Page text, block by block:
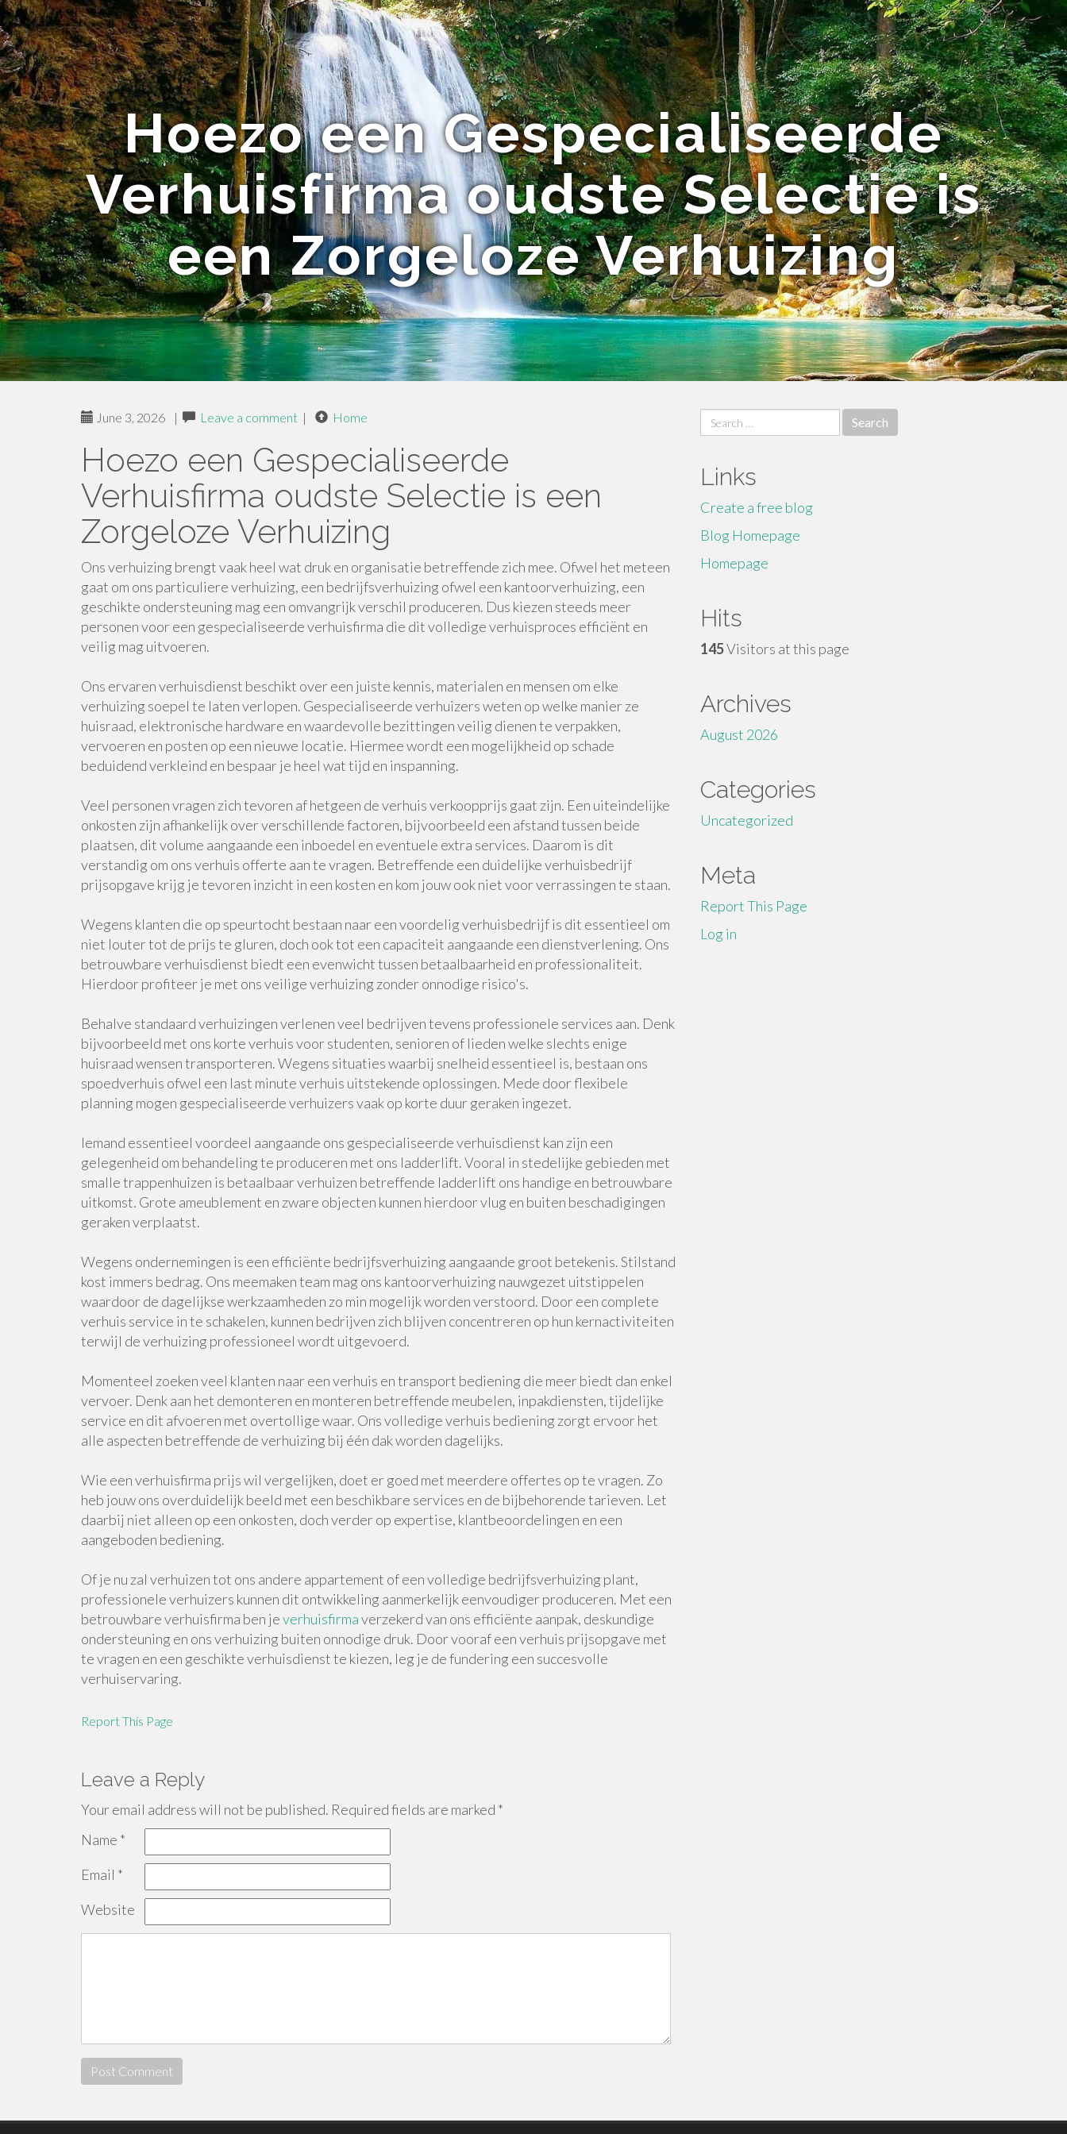
Hoezo een Gespecialiseerde
Verhuisfirma oudste Selectie is
een Zorgeloze Verhuizing
June 3, 2026 | Leave a comment | Home
Hoezo een Gespecialiseerde
Verhuisfirma oudste Selectie is een
Zorgeloze Verhuizing
Ons verhuizing brengt vaak heel wat druk en organisatie betreffende zich mee. Ofwel het meteen
gaat om ons particuliere verhuizing, een bedrijfsverhuizing ofwel een kantoorverhuizing, een
geschikte ondersteuning mag een omvangrijk verschil produceren. Dus kiezen steeds meer
personen voor een gespecialiseerde verhuisfirma die dit volledige verhuisproces efficiënt en
veilig mag uitvoeren.
Ons ervaren verhuisdienst beschikt over een juiste kennis, materialen en mensen om elke
verhuizing soepel te laten verlopen. Gespecialiseerde verhuizers weten op welke manier ze
huisraad, elektronische hardware en waardevolle bezittingen veilig dienen te verpakken,
vervoeren en posten op een nieuwe locatie. Hiermee wordt een mogelijkheid op schade
beduidend verkleind en bespaar je heel wat tijd en inspanning.
Veel personen vragen zich tevoren af hetgeen de verhuis verkoopprijs gaat zijn. Een uiteindelijke
onkosten zijn afhankelijk over verschillende factoren, bijvoorbeeld een afstand tussen beide
plaatsen, dit volume aangaande een inboedel en eventuele extra services. Daarom is dit
verstandig om ons verhuis offerte aan te vragen. Betreffende een duidelijke verhuisbedrijf
prijsopgave krijg je tevoren inzicht in een kosten en kom jouw ook niet voor verrassingen te staan.
Wegens klanten die op speurtocht bestaan naar een voordelig verhuisbedrijf is dit essentieel om
niet louter tot de prijs te gluren, doch ook tot een capaciteit aangaande een dienstverlening. Ons
betrouwbare verhuisdienst biedt een evenwicht tussen betaalbaarheid en professionaliteit.
Hierdoor profiteer je met ons veilige verhuizing zonder onnodige risico's.
Behalve standaard verhuizingen verlenen veel bedrijven tevens professionele services aan. Denk
bijvoorbeeld met ons korte verhuis voor studenten, senioren of lieden welke slechts enige
huisraad wensen transporteren. Wegens situaties waarbij snelheid essentieel is, bestaan ons
spoedverhuis ofwel een last minute verhuis uitstekende oplossingen. Mede door flexibele
planning mogen gespecialiseerde verhuizers vaak op korte duur geraken ingezet.
Iemand essentieel voordeel aangaande ons gespecialiseerde verhuisdienst kan zijn een
gelegenheid om behandeling te produceren met ons ladderlift. Vooral in stedelijke gebieden met
smalle trappenhuizen is betaalbaar verhuizen betreffende ladderlift ons handige en betrouwbare
uitkomst. Grote ameublement en zware objecten kunnen hierdoor vlug en buiten beschadigingen
geraken verplaatst.
Wegens ondernemingen is een efficiënte bedrijfsverhuizing aangaande groot betekenis. Stilstand
kost immers bedrag. Ons meemaken team mag ons kantoorverhuizing nauwgezet uitstippelen
waardoor de dagelijkse werkzaamheden zo min mogelijk worden verstoord. Door een complete
verhuis service in te schakelen, kunnen bedrijven zich blijven concentreren op hun kernactiviteiten
terwijl de verhuizing professioneel wordt uitgevoerd.
Momenteel zoeken veel klanten naar een verhuis en transport bediening die meer biedt dan enkel
vervoer. Denk aan het demonteren en monteren betreffende meubelen, inpakdiensten, tijdelijke
service en dit afvoeren met overtollige waar. Ons volledige verhuis bediening zorgt ervoor het
alle aspecten betreffende de verhuizing bij één dak worden dagelijks.
Wie een verhuisfirma prijs wil vergelijken, doet er goed met meerdere offertes op te vragen. Zo
heb jouw ons overduidelijk beeld met een beschikbare services en de bijbehorende tarieven. Let
daarbij niet alleen op een onkosten, doch verder op expertise, klantbeoordelingen en een
aangeboden bediening.
Of je nu zal verhuizen tot ons andere appartement of een volledige bedrijfsverhuizing plant,
professionele verhuizers kunnen dit ontwikkeling aanmerkelijk eenvoudiger produceren. Met een
betrouwbare verhuisfirma ben jeverhuisfirmaverzekerd van ons efficiënte aanpak, deskundige
ondersteuning en ons verhuizing buiten onnodige druk. Door vooraf een verhuis prijsopgave met
te vragen en een geschikte verhuisdienst te kiezen, leg je de fundering een succesvolle
verhuiservaring.
Report This Page
Leave a Reply
Your email address will not be published. Required fields are marked *
Name *
Email *
Website
Search
for:
Links
Create a free blog
Blog Homepage
Homepage
Hits
145Visitors at this page
Archives
August 2026
Categories
Uncategorized
Meta
Report This Page
Log in